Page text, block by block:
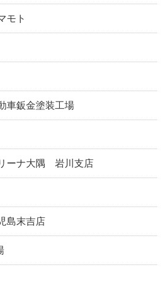
モト
鈑金塗装工場
ーナ大隅 岩川支店
島末吉店